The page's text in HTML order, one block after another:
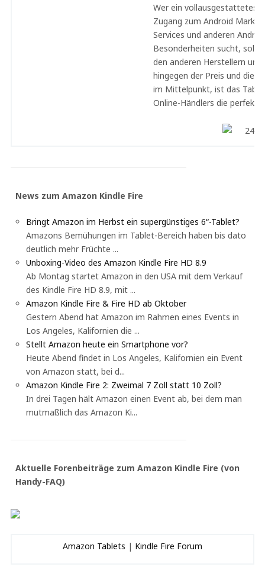
Wer ein vollausgestattetes
Zugang zum Android
Services und anderen
Besonderheiten sucht,
den anderen Herstellern
hingegen der Preis und die
im Mittelpunkt, ist das
Online-Händlers die perfekte
News zum Amazon Kindle Fire
Bringt Amazon im Herbst ein supergünstiges 6“-Tablet?
Amazons Bemühungen im Tablet-Bereich haben bis dato
deutlich mehr Früchte ...
Unboxing-Video des Amazon Kindle Fire HD 8.9
Ab Montag startet Amazon in den USA mit dem Verkauf
des Kindle Fire HD 8.9, mit ...
Amazon Kindle Fire & Fire HD ab Oktober
Gestern Abend hat Amazon im Rahmen eines Events in
Los Angeles, Kalifornien die ...
Stellt Amazon heute ein Smartphone vor?
Heute Abend findet in Los Angeles, Kalifornien ein Event
von Amazon statt, bei d...
Amazon Kindle Fire 2: Zweimal 7 Zoll statt 10 Zoll?
In drei Tagen hält Amazon einen Event ab, bei dem man
mutmaßlich das Amazon Ki...
Aktuelle Forenbeiträge zum Amazon Kindle Fire (von
Handy-FAQ)
Amazon Tablets | Kindle Fire Forum